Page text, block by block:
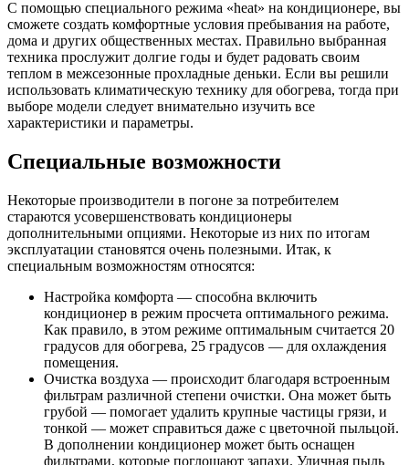
С помощью специального режима «heat» на кондиционере, вы
сможете создать комфортные условия пребывания на работе,
дома и других общественных местах. Правильно выбранная
техника прослужит долгие годы и будет радовать своим
теплом в межсезонные прохладные деньки. Если вы решили
использовать климатическую технику для обогрева, тогда при
выборе модели следует внимательно изучить все
характеристики и параметры.
Специальные возможности
Некоторые производители в погоне за потребителем
стараются усовершенствовать кондиционеры
дополнительными опциями. Некоторые из них по итогам
эксплуатации становятся очень полезными. Итак, к
специальным возможностям относятся:
Настройка комфорта — способна включить
кондиционер в режим просчета оптимального режима.
Как правило, в этом режиме оптимальным считается 20
градусов для обогрева, 25 градусов — для охлаждения
помещения.
Очистка воздуха — происходит благодаря встроенным
фильтрам различной степени очистки. Она может быть
грубой — помогает удалить крупные частицы грязи, и
тонкой — может справиться даже с цветочной пыльцой.
В дополнении кондиционер может быть оснащен
фильтрами, которые поглощают запахи. Уличная пыль